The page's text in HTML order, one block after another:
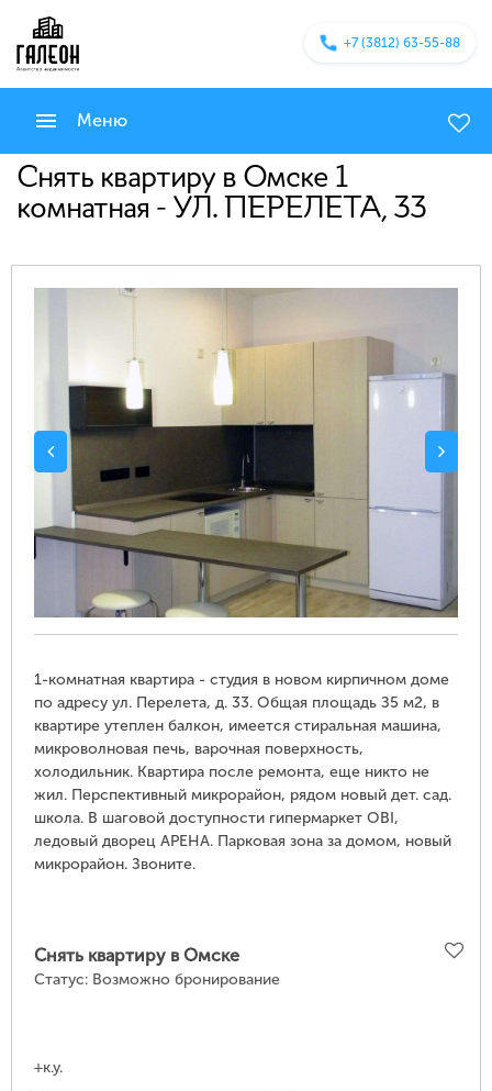
+7 (3812) 63-55-88
Меню
Снять квартиру в Омске 1
комнатная - УЛ. ПЕРЕЛЕТА, 33
1-комнатная квартира - студия в новом кирпичном доме
по адресу ул. Перелета, д. 33. Общая площадь З5 м2, в
квартире утеплен балкон, имеется стиральная машина,
микроволновая печь, варочная поверхность,
холодильник. Квартира после ремонта, еще никто не
жил. Перспективный микрорайон, рядом новый дет. сад.
школа. В шаговой доступности гипермаркет OBI,
ледовый дворец АРЕНА. Парковая зона за домом, новый
микрорайон. Звоните.
Снять квартиру в Омске
Статус: Возможно бронирование
+к.у.